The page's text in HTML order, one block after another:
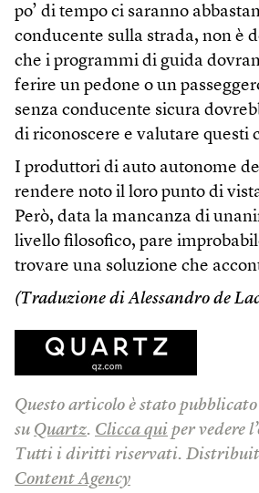
po’ di tempo ci saranno
conducente sulla strada, non è
che i programmi di guida
ferire un pedone o un
senza conducente sicura
di riconoscere e valutare questi
I produttori di auto autonome
rendere noto il loro punto di
Però, data la mancanza di
livello filosofico, pare
trovare una soluzione che
(Traduzione di Alessandro de
Questo articolo è stato
su Quartz. Clicca qui per vedere
Tutti i diritti riservati.
Content Agency